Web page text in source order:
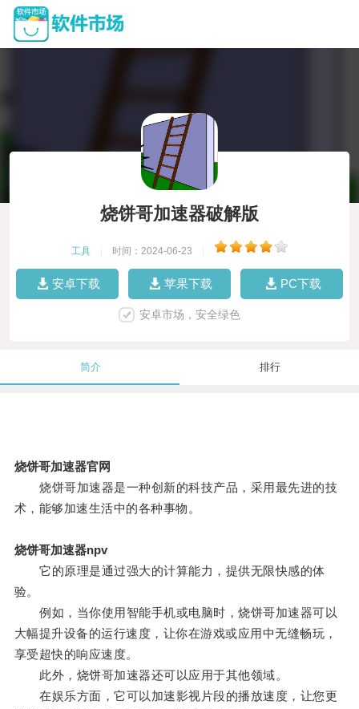
烧饼哥加速器破解版
工具 时间：2024-06-23
安卓下载 苹果下载 PC下载
安卓市场，安全绿色
简介 排行
烧饼哥加速器官网
烧饼哥加速器是一种创新的科技产品，采用最先进的技
术，能够加速生活中的各种事物。
烧饼哥加速器npv
它的原理是通过强大的计算能力，提供无限快感的体
验。
例如，当你使用智能手机或电脑时，烧饼哥加速器可以
大幅提升设备的运行速度，让你在游戏或应用中无缝畅玩，
享受超快的响应速度。
此外，烧饼哥加速器还可以应用于其他领域。
在娱乐方面，它可以加速影视片段的播放速度，让您更